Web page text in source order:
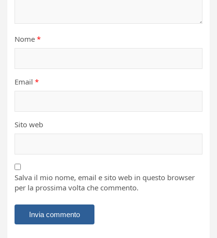
Nome *
Email *
Sito web
Salva il mio nome, email e sito web in questo browser
per la prossima volta che commento.